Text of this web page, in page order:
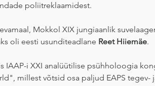
poliitreklaamidest.
Mokkol XIX jungiaanlik
oli eesti usunditeadlane Reet Hiiemäe.
IAAP-i XXI analüütilise psühholoogia
millest võtsid osa paljud EAPS tegev-